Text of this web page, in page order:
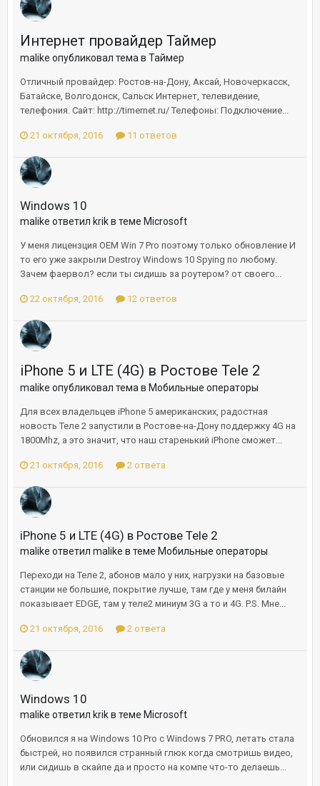
Интернет провайдер Таймер
malike опубликовал тема в Таймер
Отличный провайдер: Ростов-на-Дону, Аксай, Новочеркасск,
Батайске, Волгодонск, Сальск Интернет, телевидение,
телефония. Сайт: http://timernet.ru/ Телефоны: Подключение...
21 октября, 2016 11 ответов
Windows 10
malike ответил krik в теме Microsoft
У меня лицензция ОЕМ Win 7 Pro поэтому только обновление И
то его уже закрыли Destroy Windows 10 Spying по любому.
Зачем фаервол? если ты сидишь за роутером? от своего...
22 октября, 2016 12 ответов
iPhone 5 и LTE (4G) в Ростове Tele 2
malike опубликовал тема в Мобильные операторы
Для всех владельцев iPhone 5 американских, радостная
новость Теле 2 запустили в Ростове-на-Дону поддержку 4G на
1800Mhz, а это значит, что наш старенький iPhone сможет...
21 октября, 2016 2 ответа
iPhone 5 и LTE (4G) в Ростове Tele 2
malike ответил malike в теме Мобильные операторы
Переходи на Теле 2, абонов мало у них, нагрузки на базовые
станции не большие, покрытие лучше, там где у меня билайн
показывает EDGE, там у теле2 миниум 3G а то и 4G. P.S. Мне...
21 октября, 2016 2 ответа
Windows 10
malike ответил krik в теме Microsoft
Обновился я на Windows 10 Pro с Windows 7 PRO, летать стала
быстрей, но появился странный глюк когда смотришь видео,
или сидишь в скайпе да и просто на компе что-то делаешь...